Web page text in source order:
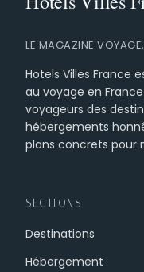
LE MAGAZINE
Hotels Villes France
au voyage en
voyageurs des
hébergements
plans concrets pour
SECTIONS
Destinations
Hébergement